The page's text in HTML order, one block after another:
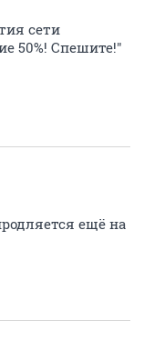
сети
50%! Спешите!"
ещё на